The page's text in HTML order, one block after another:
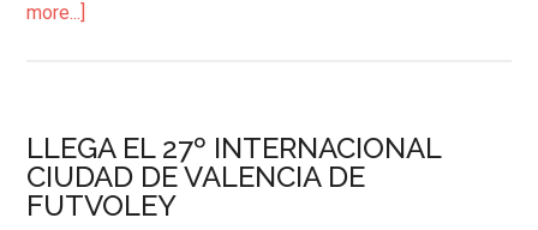
more...]
LLEGA EL 27º INTERNACIONAL
CIUDAD DE VALENCIA DE
FUTVOLEY